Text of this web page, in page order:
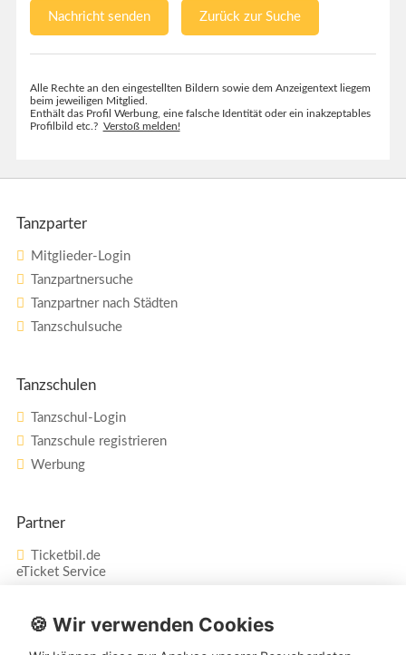
Nachricht senden Zurück zur Suche
Alle Rechte an den eingestellten Bildern sowie dem Anzeigentext liegem
beim jeweiligen Mitglied.
Enthält das Profil Werbung, eine falsche Identität oder ein inakzeptables
Profilbild etc.? Verstoß melden!
Tanzparter
Mitglieder-Login
Tanzpartnersuche
Tanzpartner nach Städten
Tanzschulsuche
Tanzschulen
Tanzschul-Login
Tanzschule registrieren
Werbung
Partner
Ticketbil.de
eTicket Service
Vertrag widerrufen
🍪 Wir verwenden Cookies